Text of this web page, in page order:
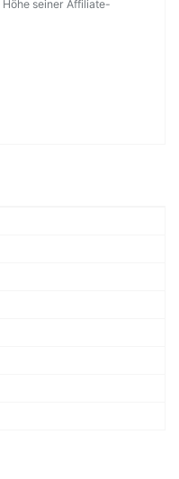
seiner Affiliate-